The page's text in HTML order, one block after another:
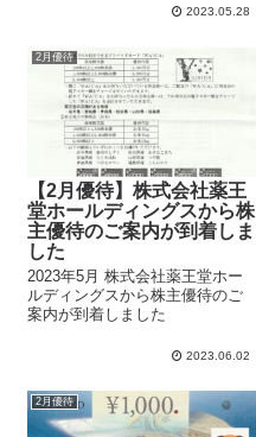
2023.05.28
2月優待
【2月優待】株式会社薬王
堂ホールディングスから株
主優待のご案内が到着しま
した
2023年5月 株式会社薬王堂ホー
ルディングスから株主優待のご
案内が到着しました
2023.06.02
2月優待